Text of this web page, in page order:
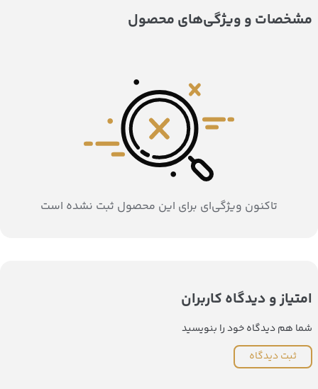
مشخصات و ویژگی‌های محصول
تاکنون ویژگی‌ای برای این محصول ثبت نشده است
امتیاز و دیدگاه کاربران
شما هم دیدگاه خود را بنویسید
ثبت دیدگاه